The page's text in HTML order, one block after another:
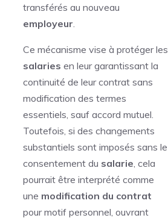
transférés au nouveau
employeur
Ce mécanisme vise à protéger les
salaries en leur garantissant la
continuité de leur contrat sans
modification des termes
essentiels, sauf accord mutuel.
Toutefois, si des changements
substantiels sont imposés sans le
consentement du salarie , cela
pourrait être interprété comme
une modification du contrat
pour motif personnel, ouvrant